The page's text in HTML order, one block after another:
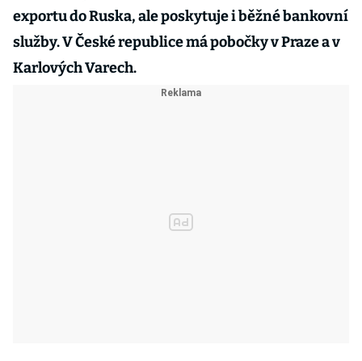
exportu do Ruska, ale poskytuje i běžné bankovní
služby. V České republice má pobočky v Praze a v
Karlových Varech.